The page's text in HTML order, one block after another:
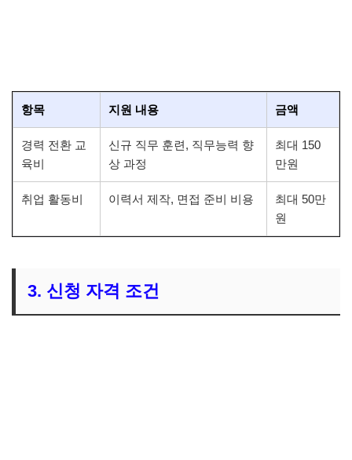
항목 지원 내용 금액
경력 전환 교
육비
신규 직무 훈련, 직무능력 향
상 과정
최대 150
만원
취업 활동비 이력서 제작, 면접 준비 비용
최대 50만
원
3. 신청 자격 조건